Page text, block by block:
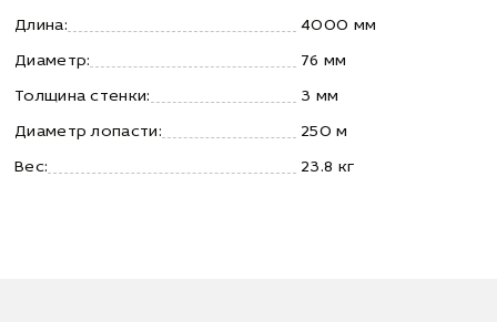
Длина: 4000 мм
Диаметр: 76 мм
Толщина стенки: 3 мм
Диаметр лопасти: 250 м
Вес: 23.8 кг